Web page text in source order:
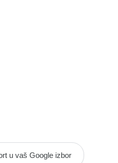
u vaš Google izbor